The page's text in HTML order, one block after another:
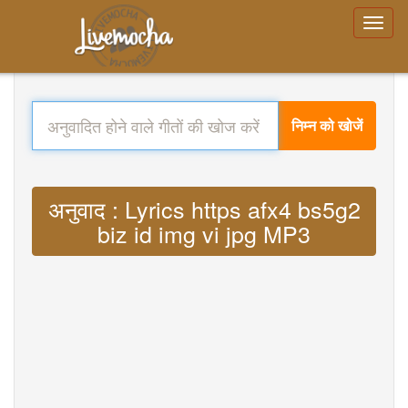
निम्न को खोजें
अनुवाद : Lyrics https afx4 bs5g2
biz id img vi jpg MP3